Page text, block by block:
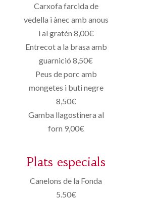
Carxofa farcida de
vedella i ànec amb anous
i al gratén 8,00€
Entrecot a la brasa amb
guarnició 8,50€
Peus de porc amb
mongetes i buti negre
8,50€
Gamba llagostinera al
forn 9,00€
Plats especials
Canelons de la Fonda
5.50€